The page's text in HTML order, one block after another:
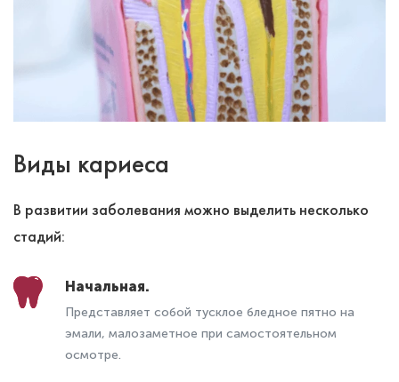
Виды кариеса
В развитии заболевания можно выделить несколько
стадий:
Начальная.
Представляет собой тусклое бледное пятно на
эмали, малозаметное при самостоятельном
осмотре.